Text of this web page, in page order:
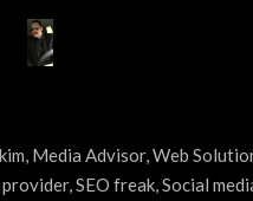
Media Advisor, Web
SEO freak, Social